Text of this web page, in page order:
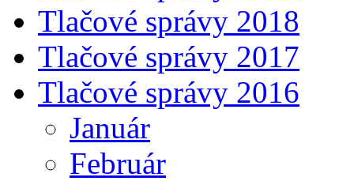
Tlačové správy 2018
Tlačové správy 2017
Tlačové správy 2016
Január
Február